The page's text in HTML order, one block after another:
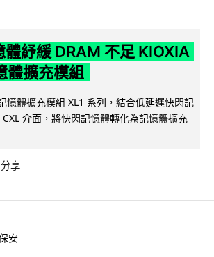
體紓緩 DRAM 不足 KIOXIA
體擴充模組
憶體擴充模組 XL1 系列，結合低延遲快閃記
CXL 介面，將快閃記憶體轉化為記憶體擴充
分享
安